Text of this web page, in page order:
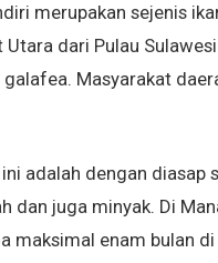
merupakan sejenis
dari Pulau
Masyarakat
adalah dengan diasap
dan juga minyak. Di
maksimal enam bulan